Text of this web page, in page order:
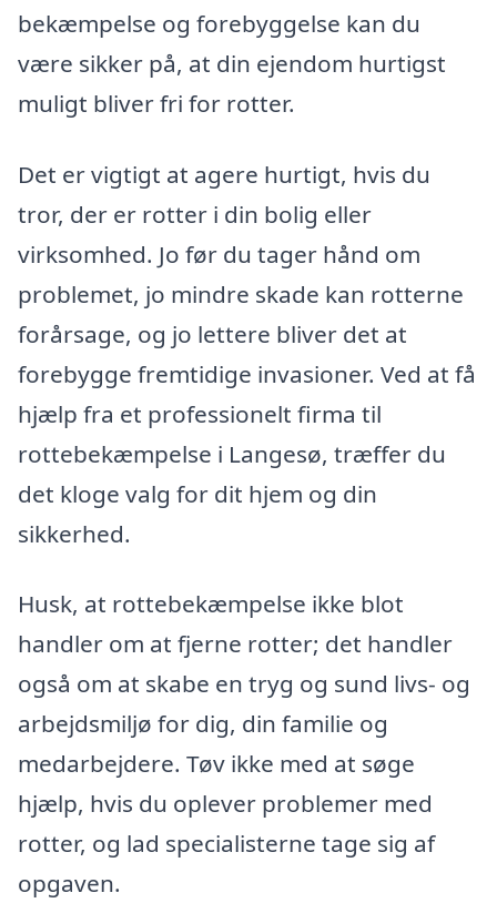
bekæmpelse og forebyggelse kan du
være sikker på, at din ejendom hurtigst
muligt bliver fri for rotter.
Det er vigtigt at agere hurtigt, hvis du
tror, der er rotter i din bolig eller
virksomhed. Jo før du tager hånd om
problemet, jo mindre skade kan rotterne
forårsage, og jo lettere bliver det at
forebygge fremtidige invasioner. Ved at få
hjælp fra et professionelt firma til
rottebekæmpelse i Langesø, træffer du
det kloge valg for dit hjem og din
sikkerhed.
Husk, at rottebekæmpelse ikke blot
handler om at fjerne rotter; det handler
også om at skabe en tryg og sund livs- og
arbejdsmiljø for dig, din familie og
medarbejdere. Tøv ikke med at søge
hjælp, hvis du oplever problemer med
rotter, og lad specialisterne tage sig af
opgaven.